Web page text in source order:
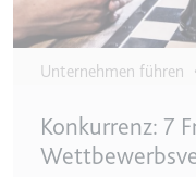
Anbieter:
Unternehmen führen
Konkurrenz: 7